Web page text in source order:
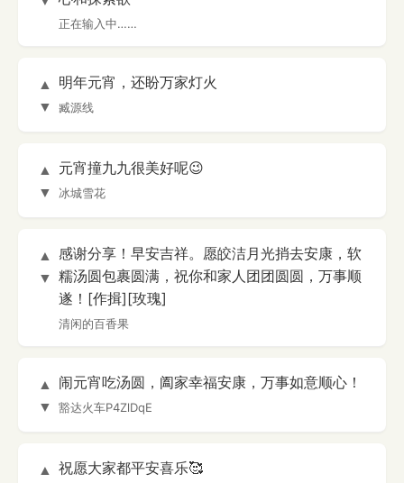
正在输入中……
▲
▼
明年元宵，还盼万家灯火
臧源线
▲
▼
元宵撞九九很美好呢😉
冰城雪花
▲
▼
感谢分享！早安吉祥。愿皎洁月光捎去安康，软
糯汤圆包裹圆满，祝你和家人团团圆圆，万事顺
遂！[作揖][玫瑰]
清闲的百香果
▲
▼
闹元宵吃汤圆，阖家幸福安康，万事如意顺心！
豁达火车P4ZlDqE
▲
祝愿大家都平安喜乐🥰